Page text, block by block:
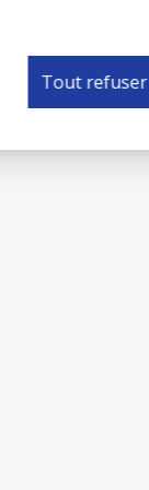
Tout refuser